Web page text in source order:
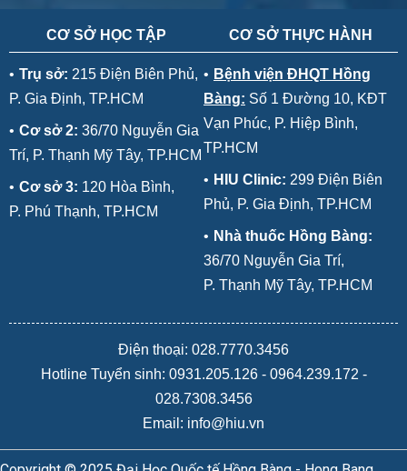
CƠ SỞ HỌC TẬP
• Trụ sở: 215 Điện Biên Phủ,
P. Gia Định, TP.HCM
• Cơ sở 2: 36/70 Nguyễn Gia
Trí, P. Thạnh Mỹ Tây, TP.HCM
• Cơ sở 3: 120 Hòa Bình,
P. Phú Thạnh, TP.HCM
CƠ SỞ THỰC HÀNH
• Bệnh viện ĐHQT Hồng
Bàng: Số 1 Đường 10, KĐT
Vạn Phúc, P. Hiệp Bình,
TP.HCM
• HIU Clinic: 299 Điện Biên
Phủ, P. Gia Định, TP.HCM
• Nhà thuốc Hồng Bàng:
36/70 Nguyễn Gia Trí,
P. Thạnh Mỹ Tây, TP.HCM
Điện thoại: 028.7770.3456
Hotline Tuyển sinh: 0931.205.126- 0964.239.172 -
028.7308.3456
Email: info@hiu.vn